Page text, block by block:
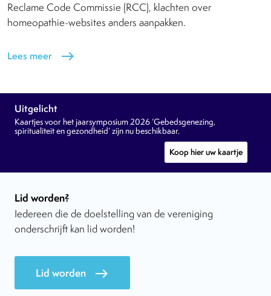
Reclame Code Commissie (RCC), klachten over
homeopathie-websites anders aanpakken.
Lees meer east
Uitgelicht
Kaartjes voor het jaarsymposium 2026 ‘Gebedsgenezing,
spiritualiteit en gezondheid’ zijn nu beschikbaar.
Koop hier uw kaartje
Lid worden?
Iedereen die de doelstelling van de vereniging
onderschrijft kan lid worden!
Lid worden east